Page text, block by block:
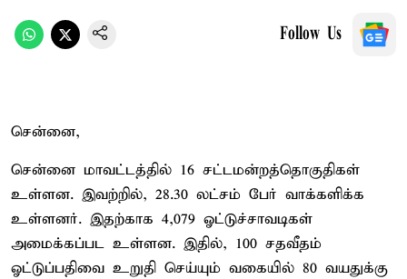
Follow Us
சென்னை,
சென்னை மாவட்டத்தில் 16 சட்டமன்றத்தொகுதிகள்
உள்ளன. இவற்றில், 28.30 லட்சம் பேர் வாக்களிக்க
உள்ளனர். இதற்காக 4,079 ஓட்டுச்சாவடிகள்
அமைக்கப்பட உள்ளன. இதில், 100 சதவீதம்
ஓட்டுப்பதிவை உறுதி செய்யும் வகையில் 80 வயதுக்கு